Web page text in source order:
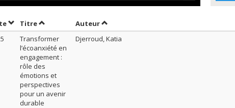
Trier par date en ordre décroissant
TitreTrier par titre en ordre décroissant
AuteurTrier par auteur en ordre décroissant
Transformer
l’écoanxiété en
engagement :
rôle des
émotions et
perspectives
pour un avenir
durable
Djerroud, Katia